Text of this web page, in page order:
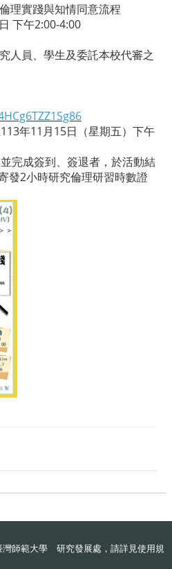
理實踐與知情同意流程
下午2:00-4:00
人員、學生及委託本校代審之
年11月15日（星期五）下午
完成簽到、簽退者，於活動結
發2小時研究倫理研習時數證
灣師範大學 研究發展處，請詳見使用規